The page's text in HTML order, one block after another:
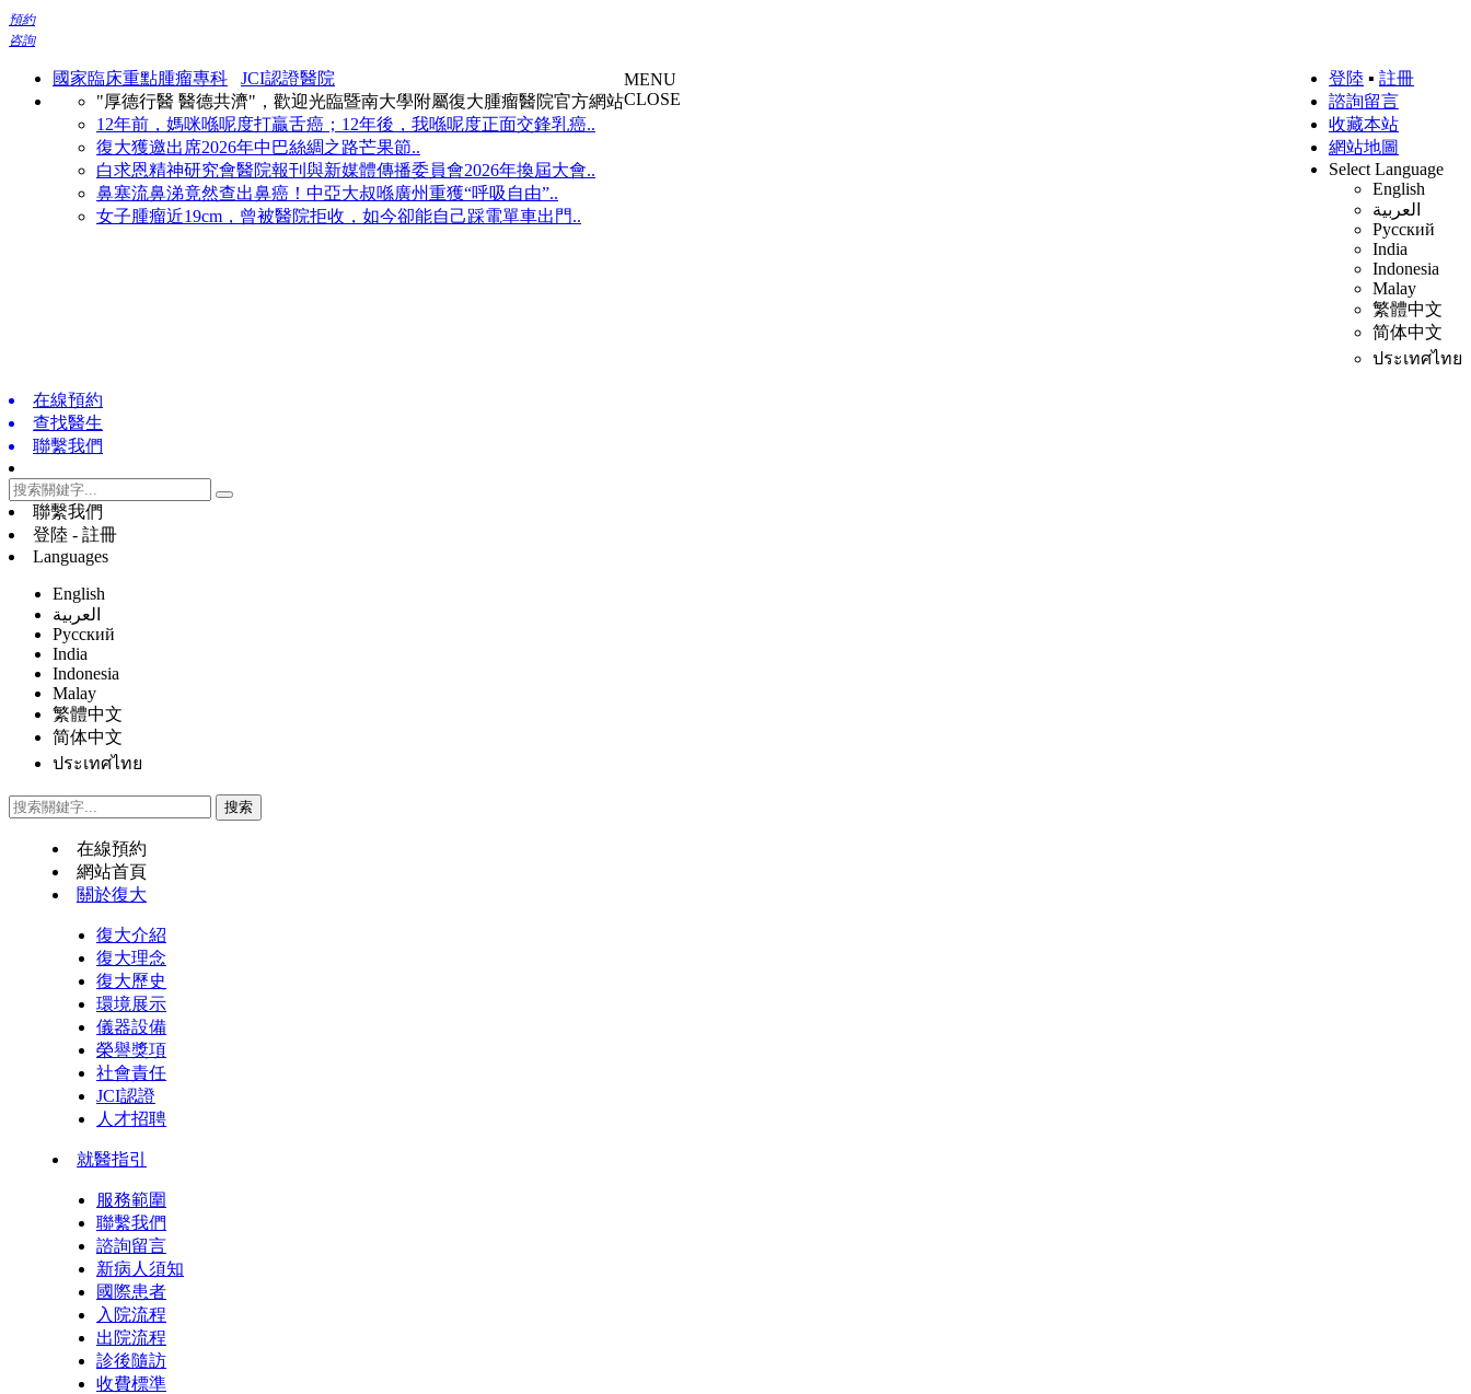
預約
咨詢
國家臨床重點腫瘤專科
JCI認證醫院
"厚德行醫 醫德共濟"，歡迎光臨暨南大學附屬復大腫瘤醫院官方網站
12年前，媽咪喺呢度打贏舌癌；12年後，我喺呢度正面交鋒乳癌..
復大獲邀出席2026年中巴絲綢之路芒果節..
白求恩精神研究會醫院報刊與新媒體傳播委員會2026年換屆大會..
鼻塞流鼻涕竟然查出鼻癌！中亞大叔喺廣州重獲“呼吸自由”..
女子腫瘤近19cm，曾被醫院拒收，如今卻能自己踩電單車出門..
登陸 ▪ 註冊
諮詢留言
收藏本站
網站地圖
Select Language
English
العربية
Русский
India
Indonesia
Malay
繁體中文
简体中文
ประเทศไทย
MENU
CLOSE
在線預約
查找醫生
聯繫我們
聯繫我們
登陸 - 註冊
Languages
English
العربية
Русский
India
Indonesia
Malay
繁體中文
简体中文
ประเทศไทย
在線預約
網站首頁
關於復大
復大介紹
復大理念
復大歷史
環境展示
儀器設備
榮譽獎項
社會責任
JCI認證
人才招聘
就醫指引
服務範圍
聯繫我們
諮詢留言
新病人須知
國際患者
入院流程
出院流程
診後隨訪
收費標準